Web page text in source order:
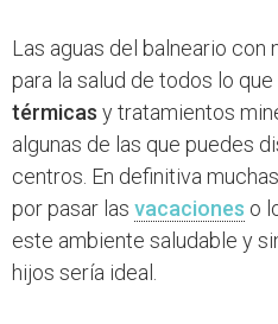
Las aguas del balneario con
para la salud de todos lo que
térmicas y tratamientos
algunas de las que puedes
centros. En definitiva
por pasar las vacaciones o
este ambiente saludable y
hijos sería ideal.